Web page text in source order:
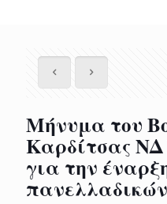
Μήνυμα του
Καρδίτσας
για την